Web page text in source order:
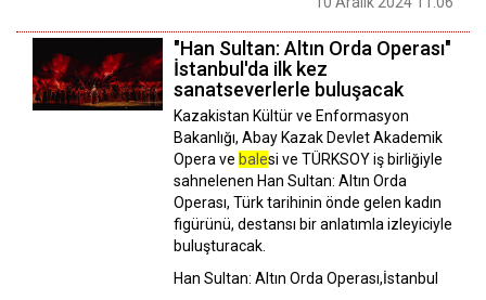
"Han Sultan: Altın Orda Operası"
İstanbul'da ilk kez
sanatseverlerle buluşacak
Kazakistan Kültür ve Enformasyon
Bakanlığı, Abay Kazak Devlet Akademik
Opera ve balesi ve TÜRKSOY iş birliğiyle
sahnelenen Han Sultan: Altın Orda
Operası, Türk tarihinin önde gelen kadın
figürünü, destansı bir anlatımla izleyiciyle
buluşturacak.
Han Sultan: Altın Orda Operası,İstanbul